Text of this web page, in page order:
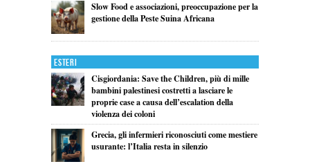
Slow Food e associazioni, preoccupazione per la
gestione della Peste Suina Africana
Esteri
Cisgiordania: Save the Children, più di mille
bambini palestinesi costretti a lasciare le
proprie case a causa dell’escalation della
violenza dei coloni
Grecia, gli infermieri riconosciuti come mestiere
usurante: l’Italia resta in silenzio